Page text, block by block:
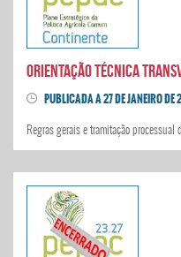
PUBLICADA A 27 DE JANEIRO
Regras gerais e tramitação processual